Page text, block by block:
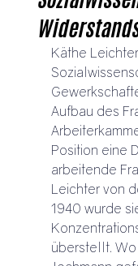
Käthe
Aufbau des
Position eine
arbeitende
Leichter von
1940 wurde
überstellt. Wo